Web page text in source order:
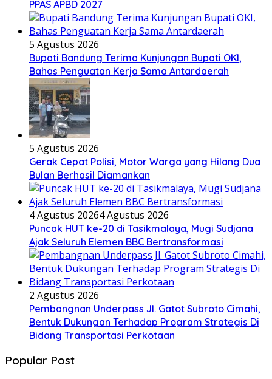
PPAS APBD 2027
5 Agustus 2026
Bupati Bandung Terima Kunjungan Bupati OKI,
Bahas Penguatan Kerja Sama Antardaerah
5 Agustus 2026
Gerak Cepat Polisi, Motor Warga yang Hilang Dua
Bulan Berhasil Diamankan
4 Agustus 20264 Agustus 2026
Puncak HUT ke-20 di Tasikmalaya, Mugi Sudjana
Ajak Seluruh Elemen BBC Bertransformasi
2 Agustus 2026
Pembangnan Underpass Jl. Gatot Subroto Cimahi,
Bentuk Dukungan Terhadap Program Strategis Di
Bidang Transportasi Perkotaan
Popular Post